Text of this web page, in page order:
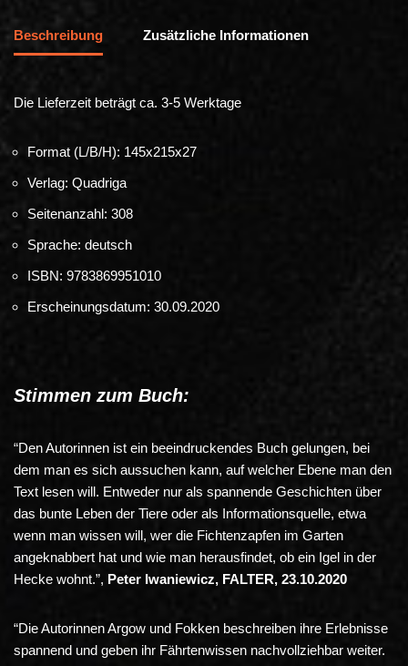
Beschreibung Zusätzliche Informationen
Die Lieferzeit beträgt ca. 3-5 Werktage
Format (L/B/H): 145x215x27
Verlag: Quadriga
Seitenanzahl: 308
Sprache: deutsch
ISBN: 9783869951010
Erscheinungsdatum: 30.09.2020
Stimmen zum Buch:
“Den Autorinnen ist ein beeindruckendes Buch gelungen, bei
dem man es sich aussuchen kann, auf welcher Ebene man den
Text lesen will. Entweder nur als spannende Geschichten über
das bunte Leben der Tiere oder als Informationsquelle, etwa
wenn man wissen will, wer die Fichtenzapfen im Garten
angeknabbert hat und wie man herausfindet, ob ein Igel in der
Hecke wohnt.”, Peter Iwaniewicz, FALTER, 23.10.2020
“Die Autorinnen Argow und Fokken beschreiben ihre Erlebnisse
spannend und geben ihr Fährtenwissen nachvollziehbar weiter.